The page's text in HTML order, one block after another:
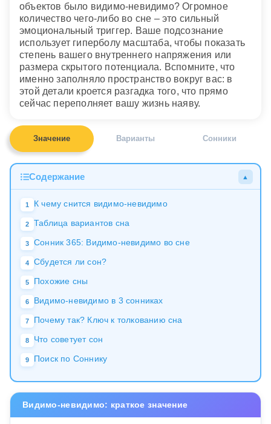
объектов было видимо-невидимо? Огромное
количество чего-либо во сне – это сильный
эмоциональный триггер. Ваше подсознание
использует гиперболу масштаба, чтобы показать
степень вашего внутреннего напряжения или
размера скрытого потенциала. Вспомните, что
именно заполняло пространство вокруг вас: в
этой детали кроется разгадка того, что прямо
сейчас переполняет вашу жизнь наяву.
Значение Варианты Сонники
Содержание ▲
1 К чему снится видимо-невидимо
2 Таблица вариантов сна
3 Сонник 365: Видимо-невидимо во сне
4 Сбудется ли сон?
5 Похожие сны
6 Видимо-невидимо в 3 сонниках
7 Почему так? Ключ к толкованию сна
8 Что советует сон
9 Поиск по Соннику
Видимо-невидимо: краткое значение